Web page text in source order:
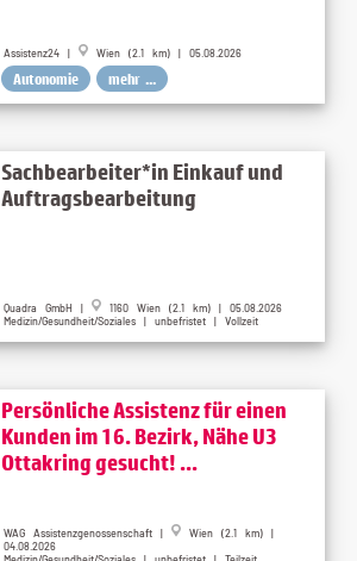
Assistenz24 | Wien (2.1 km) | 05.08.2026
Autonomie mehr ...
Sachbearbeiter*in Einkauf und
Auftragsbearbeitung
Quadra GmbH |
1160 Wien (2.1 km) | 05.08.2026
Medizin/Gesundheit/Soziales | unbefristet | Vollzeit
Persönliche Assistenz für einen
Kunden im 16. Bezirk, Nähe U3
Ottakring gesucht! ...
WAG Assistenzgenossenschaft |
Wien (2.1 km) |
04.08.2026